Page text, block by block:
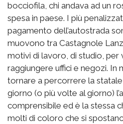
bocciofila, chi andava ad un
spesa in paese. I più
pagamento dell’autostrada
muovono tra Castagnole
motivi di lavoro, di studio, per
raggiungere uffici e negozi. In
tornare a percorrere la
giorno (o più volte al giorno)
comprensibile ed è la stessa
molti di coloro che si